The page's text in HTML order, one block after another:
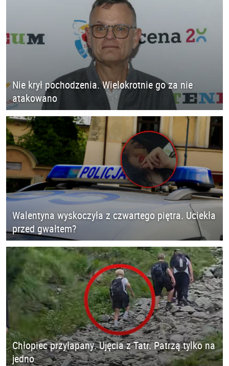
Nie krył pochodzenia. Wielokrotnie go za nie
atakowano
Walentyna wyskoczyła z czwartego piętra. Uciekła
przed gwałtem?
Chłopiec przyłapany. Ujęcia z Tatr. Patrzą tylko na
jedno